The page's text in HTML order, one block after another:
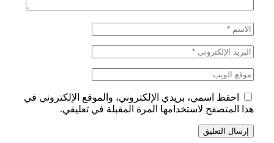
احفظ اسمي، بريدي الإلكتروني، والموقع الإلكتروني في
هذا المتصفح لاستخدامها المرة المقبلة في تعليقي.